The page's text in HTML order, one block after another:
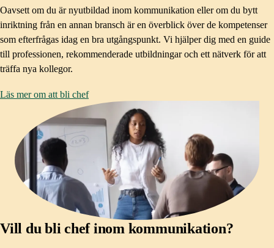
Oavsett om du är nyutbildad inom kommunikation eller om du bytt
inriktning från en annan bransch är en överblick över de kompetenser
som efterfrågas idag en bra utgångspunkt. Vi hjälper dig med en guide
till professionen, rekommenderade utbildningar och ett nätverk för att
träffa nya kollegor.
Läs mer om att bli chef
Vill du bli chef inom kommunikation?